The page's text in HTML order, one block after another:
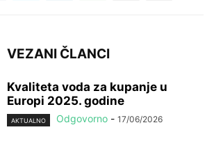
VEZANI ČLANCI
Kvaliteta voda za kupanje u
Europi 2025. godine
AKTUALNO Odgovorno - 17/06/2026